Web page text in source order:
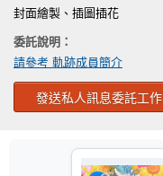
封面繪製、插圖插花
委託說明：
請參考 軌跡成員簡介
發送私人訊息委託工作